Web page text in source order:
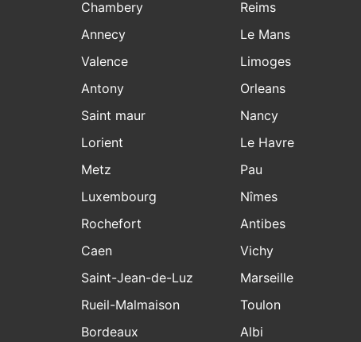
Chambery
Annecy
Valence
Antony
Saint maur
Lorient
Metz
Luxembourg
Rochefort
Reims
Le Mans
Limoges
Orleans
Nancy
Le Havre
Pau
Nîmes
Antibes
Caen
Saint-Jean-de-Luz
Rueil-Malmaison
Bordeaux
Vichy
Marseille
Toulon
Albi